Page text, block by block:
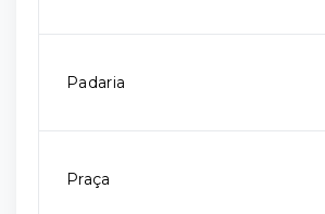
Padaria
Praça